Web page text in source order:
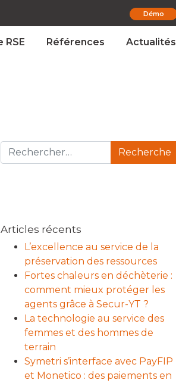
Démo
RSE Références Actualités
Recherche pour :
Articles récents
L’excellence au service de la
préservation des ressources
Fortes chaleurs en déchèterie :
comment mieux protéger les
agents grâce à Secur-YT ?
La technologie au service des
femmes et des hommes de
terrain
Symetri s’interface avec PayFIP
et Monetico : des paiements en